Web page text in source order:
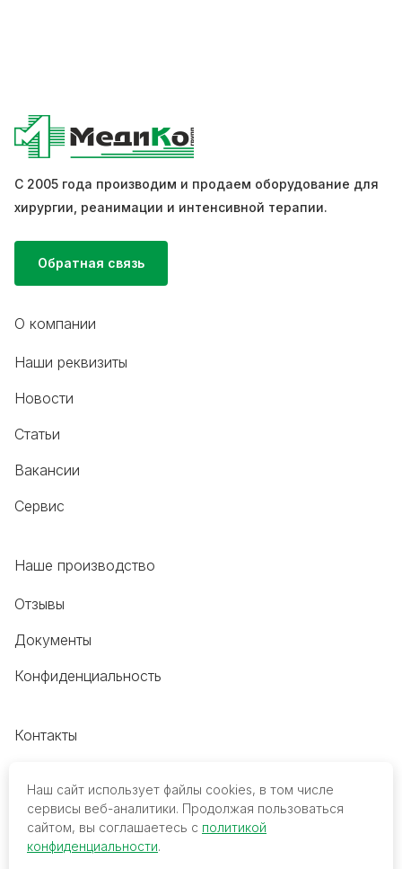
С 2005 года производим и продаем оборудование для
хирургии, реанимации и интенсивной терапии.
Обратная связь
О компании
Наши реквизиты
Новости
Статьи
Вакансии
Сервис
Наше производство
Отзывы
Документы
Конфиденциальность
Контакты
8 (800) 700-68-45
trade@mediko.ru
Наш сайт использует файлы cookies, в том числе
сервисы веб-аналитики. Продолжая пользоваться
сайтом, вы соглашаетесь с политикой
конфиденциальности.